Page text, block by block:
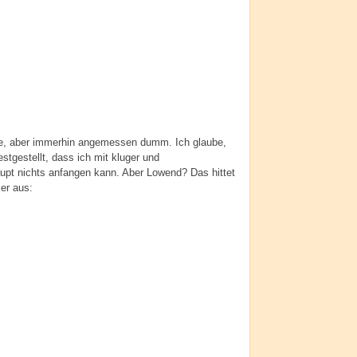
aber immerhin angemessen dumm. Ich glaube,
dass ich mit kluger und
nichts anfangen kann. Aber Lowend? Das hittet
aus: